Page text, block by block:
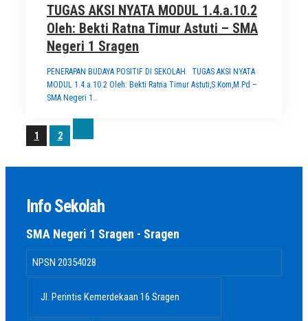
TUGAS AKSI NYATA MODUL 1.4.a.10.2
Oleh: Bekti Ratna Timur Astuti – SMA
Negeri 1 Sragen
PENERAPAN BUDAYA POSITIF DI SEKOLAH TUGAS AKSI NYATA
MODUL 1.4.a.10.2 Oleh: Bekti Ratna Timur Astuti,S.Kom,M.Pd –
SMA Negeri 1..
1 2
Info Sekolah
SMA Negeri 1 Sragen - Sragen
NPSN 20354028
Jl. Perintis Kemerdekaan 16 Sragen